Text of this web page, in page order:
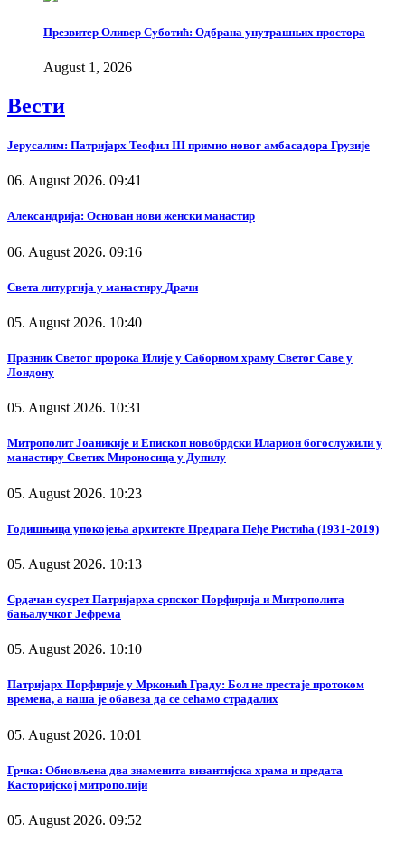
Презвитер Оливер Суботић: Одбрана унутрашњих простора
August 1, 2026
Вести
Јерусалим: Патријарх Теофил III примио новог амбасадора Грузије
06. August 2026. 09:41
Александрија: Основан нови женски манастир
06. August 2026. 09:16
Света литургија у манастиру Драчи
05. August 2026. 10:40
Празник Светог пророка Илије у Саборном храму Светог Саве у
Лондону
05. August 2026. 10:31
Митрополит Јоаникије и Епископ новобрдски Иларион богослужили у
манастиру Светих Мироносица у Дупилу
05. August 2026. 10:23
Годишњица упокојења архитекте Предрага Пеђе Ристића (1931-2019)
05. August 2026. 10:13
Срдачан сусрет Патријарха српског Порфирија и Митрополита
бањалучког Јефрема
05. August 2026. 10:10
Патријарх Порфирије у Мркоњић Граду: Бол не престаје протоком
времена, а наша је обавеза да се сећамо страдалих
05. August 2026. 10:01
Грчка: Обновљена два знаменита византијска храма и предата
Касторијској митрополији
05. August 2026. 09:52